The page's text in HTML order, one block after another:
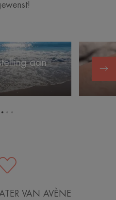
aan
Zon
en
allergie
VAN AVÈNE